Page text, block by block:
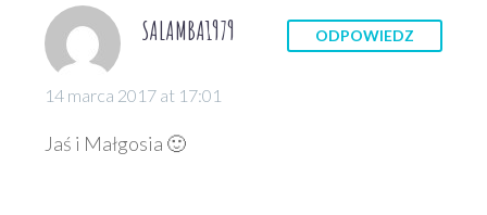
SALAMBA1979
14 marca 2017 at 17:01
ODPOWIEDZ
Jaś i Małgosia 🙂